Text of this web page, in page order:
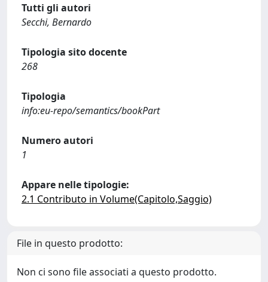
Tutti gli autori
Secchi, Bernardo
Tipologia sito docente
268
Tipologia
info:eu-repo/semantics/bookPart
Numero autori
1
Appare nelle tipologie:
2.1 Contributo in Volume(Capitolo,Saggio)
File in questo prodotto:
Non ci sono file associati a questo prodotto.